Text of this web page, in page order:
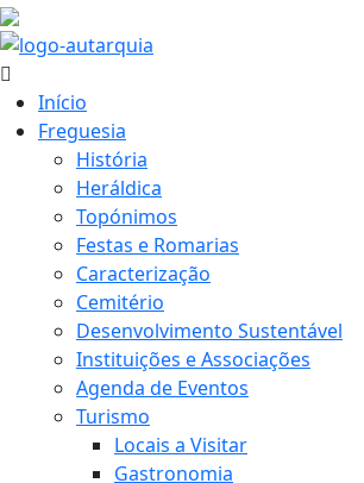
Início
Freguesia
História
Heráldica
Topónimos
Festas e Romarias
Caracterização
Cemitério
Desenvolvimento Sustentável
Instituições e Associações
Agenda de Eventos
Turismo
Locais a Visitar
Gastronomia